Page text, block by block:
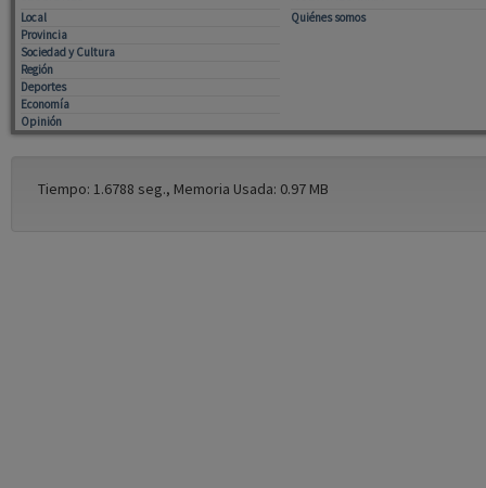
Local
Provincia
Sociedad y Cultura
Región
Deportes
Economía
Opinión
Quiénes somos
Tiempo: 1.6788 seg., Memoria Usada: 0.97 MB